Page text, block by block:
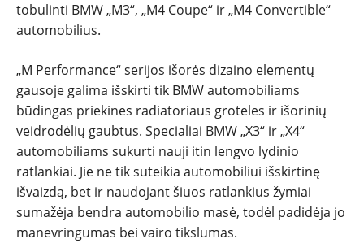
tobulinti BMW „M3“, „M4 Coupe“ ir „M4 Convertible“
automobilius.
„M Performance“ serijos išorės dizaino elementų
gausoje galima išskirti tik BMW automobiliams
būdingas priekines radiatoriaus groteles ir išorinių
veidrodėlių gaubtus. Specialiai BMW „X3“ ir „X4“
automobiliams sukurti nauji itin lengvo lydinio
ratlankiai. Jie ne tik suteikia automobiliui išskirtinę
išvaizdą, bet ir naudojant šiuos ratlankius žymiai
sumažėja bendra automobilio masė, todėl padidėja jo
manevringumas bei vairo tikslumas.